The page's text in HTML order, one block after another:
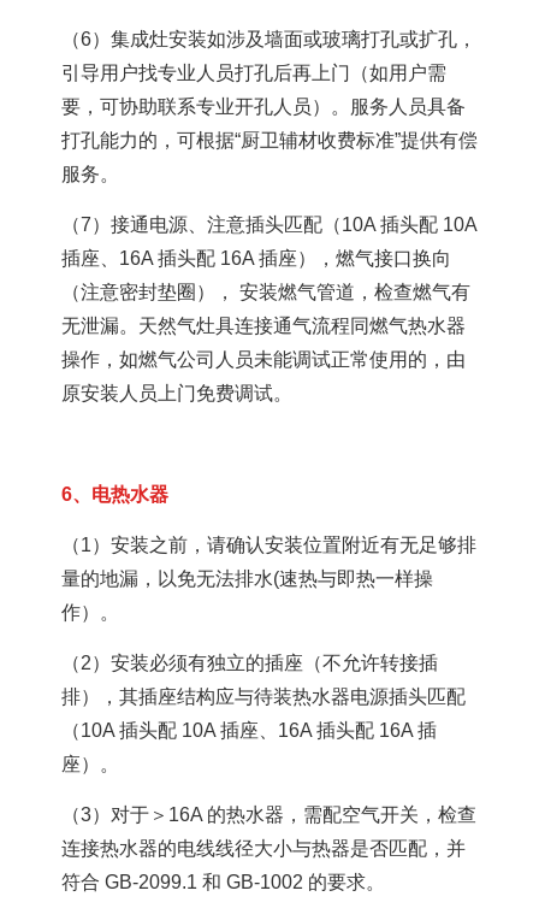
（6）集成灶安装如涉及墙面或玻璃打孔或扩孔，
引导用户找专业人员打孔后再上门（如用户需
要，可协助联系专业开孔人员）。服务人员具备
打孔能力的，可根据“厨卫辅材收费标准”提供有偿
服务。
（7）接通电源、注意插头匹配（10A 插头配 10A
插座、16A 插头配 16A 插座），燃气接口换向
（注意密封垫圈）， 安装燃气管道，检查燃气有
无泄漏。天然气灶具连接通气流程同燃气热水器
操作，如燃气公司人员未能调试正常使用的，由
原安装人员上门免费调试。
6、电热水器
（1）安装之前，请确认安装位置附近有无足够排
量的地漏，以免无法排水(速热与即热一样操
作）。
（2）安装必须有独立的插座（不允许转接插
排），其插座结构应与待装热水器电源插头匹配
（10A 插头配 10A 插座、16A 插头配 16A 插
座）。
（3）对于＞16A 的热水器，需配空气开关，检查
连接热水器的电线线径大小与热器是否匹配，并
符合 GB-2099.1 和 GB-1002 的要求。